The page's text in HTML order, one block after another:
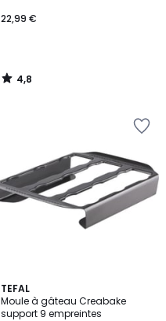
22,99 €
4,8
/
TEFAL
Moule à gâteau Creabake
support 9 empreintes
4,8
/ 5